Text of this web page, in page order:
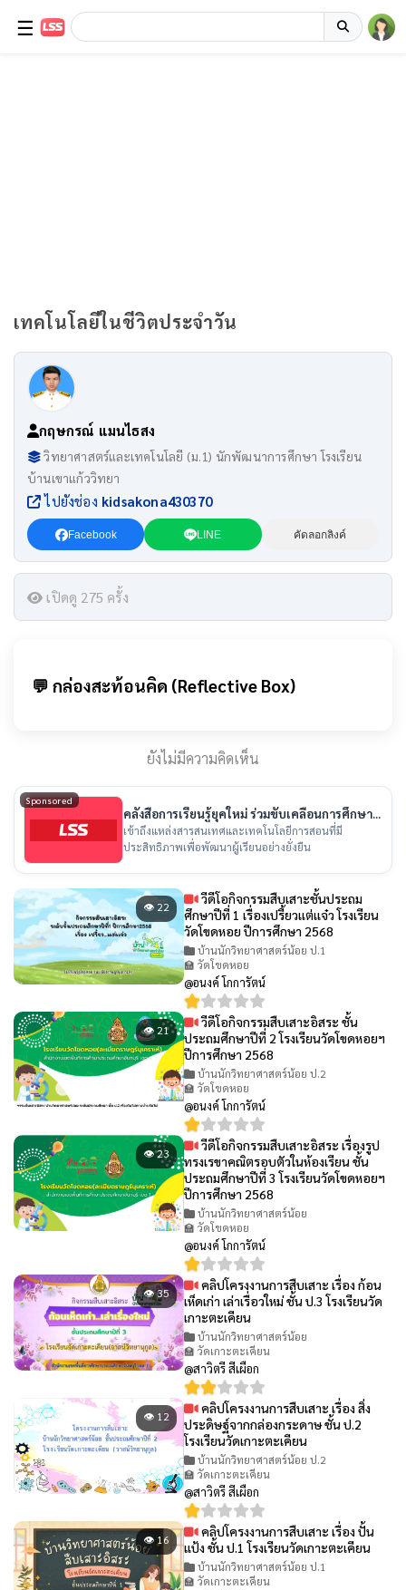
☰
เทคโนโลยีในชีวิตประจำวัน
กฤษกรณ์ แมนไธสง
วิทยาศาสตร์และเทคโนโลยี (ม.1) นักพัฒนาการศึกษา โรงเรียน
บ้านเขาแก้ววิทยา
ไปยังช่อง kidsakona430370
Facebook LINE คัดลอกลิงค์
เปิดดู 275 ครั้ง
💬 กล่องสะท้อนคิด (Reflective Box)
ยังไม่มีความคิดเห็น
Sponsored
คลังสื่อการเรียนรู้ยุคใหม่ ร่วมขับเคลื่อนการศึกษา
ไทย
เข้าถึงแหล่งสารสนเทศและเทคโนโลยีการสอนที่มี
ประสิทธิภาพเพื่อพัฒนาผู้เรียนอย่างยั่งยืน
👁 22
วีดีโอกิจกรรมสืบเสาะชั้นประถม
ศึกษาปีที่ 1 เรื่องเปรี้ยวเเต่เเจ๋ว โรงเรียน
วัดโขดหอย ปีการศึกษา 2568
บ้านนักวิทยาศาสตร์น้อย ป.1
🏫 วัดโขดหอย
@อนงค์ โกการัตน์
👁 21
วีดีโอกิจกรรมสืบเสาะอิสระ ชั้น
ประถมศึกษาปีที่ 2 โรงเรียนวัดโขดหอยฯ
ปีการศึกษา 2568
บ้านนักวิทยาศาสตร์น้อย ป.2
🏫 วัดโขดหอย
@อนงค์ โกการัตน์
👁 23
วีดีโอกิจกรรมสืบเสาะอิสระ เรื่องรูป
ทรงเรขาคณิตรอบตัวในห้องเรียน ชั้น
ประถมศึกษาปีที่ 3 โรงเรียนวัดโขดหอยฯ
ปีการศึกษา 2568
บ้านนักวิทยาศาสตร์น้อย
🏫 วัดโขดหอย
@อนงค์ โกการัตน์
👁 35
คลิปโครงงานการสืบเสาะ เรื่อง ก้อน
เห็ดเก่า เล่าเรื่อวใหม่ ชั้น ป.3 โรงเรียนวัด
เกาะตะเคียน
บ้านนักวิทยาศาสตร์น้อย
🏫 วัดเกาะตะเคียน
@สาวิตรี สีเผือก
👁 12
คลิปโครงงานการสืบเสาะ เรื่อง สิ่ง
ประดิษฐ์จากกล่องกระดาษ ชั้น ป.2
โรงเรียนวัดเกาะตะเคียน
บ้านนักวิทยาศาสตร์น้อย ป.2
🏫 วัดเกาะตะเคียน
@สาวิตรี สีเผือก
👁 16
คลิปโครงงานการสืบเสาะ เรื่อง ปั้น
แป้ง ชั้น ป.1 โรงเรียนวัดเกาะตะเคียน
บ้านนักวิทยาศาสตร์น้อย ป.1
🏫 วัดเกาะตะเคียน